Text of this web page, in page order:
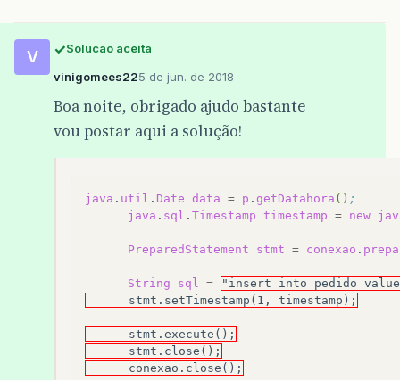
V
Solucao aceita
vinigomees225 de jun. de 2018
Boa noite, obrigado ajudo bastante
vou postar aqui a solução!
java . util . Date data = p . getDatahora () ;
java . sql . Timestamp timestamp = new
PreparedStatement stmt = conexao .
String sql =
"insert into pedido
      stmt.setTimestamp(1, timestamp);
      stmt.execute();
      stmt.close();
      conexao.close();